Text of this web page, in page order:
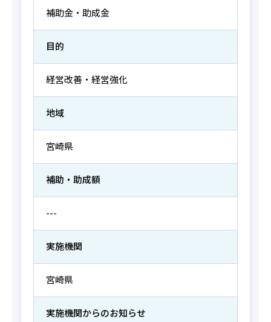
補助金・助成金
目的
経営改善・経営強化
地域
宮崎県
補助・助成額
---
実施機関
宮崎県
実施機関からのお知らせ